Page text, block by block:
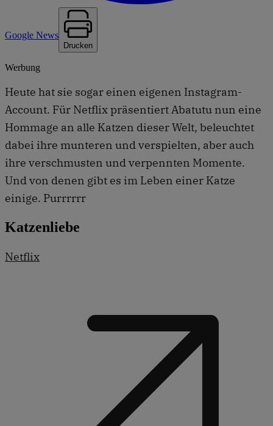
Google News
Drucken
Werbung
Heute hat sie sogar einen eigenen Instagram-
Account. Für Netflix präsentiert Abatutu nun eine
Hommage an alle Katzen dieser Welt, beleuchtet
dabei ihre munteren und verspielten, aber auch
ihre verschmusten und verpennten Momente.
Und von denen gibt es im Leben einer Katze
einige. Purrrrrr
Katzenliebe
Netflix